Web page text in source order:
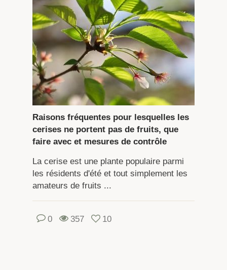
Raisons fréquentes pour lesquelles les
cerises ne portent pas de fruits, que
faire avec et mesures de contrôle
La cerise est une plante populaire parmi
les résidents d'été et tout simplement les
amateurs de fruits ...
0 357 10